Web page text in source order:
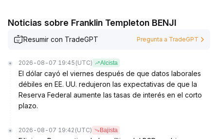
perseguir precios de manera impulsiva.
Noticias sobre Franklin Templeton BENJI
Resumir con TradeGPT Pregunta a TradeGPT
2026-08-07 19:45 (UTC) Alcista
El dólar cayó el viernes después de que datos laborales
débiles en EE. UU. redujeron las expectativas de que la
Reserva Federal aumente las tasas de interés en el corto
plazo.
2026-08-07 19:42 (UTC) Bajista